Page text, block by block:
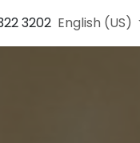
us Our Team
3202 English (US)